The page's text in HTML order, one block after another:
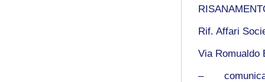
Rif. Affari
Via Romualdo
–